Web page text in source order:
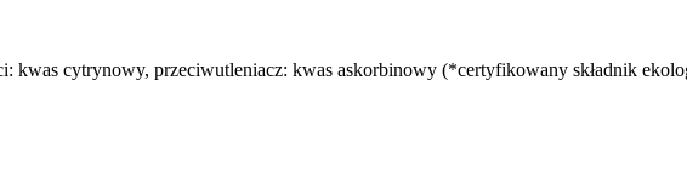
kwas cytrynowy, przeciwutleniacz: kwas askorbinowy (*certyfikowany składnik